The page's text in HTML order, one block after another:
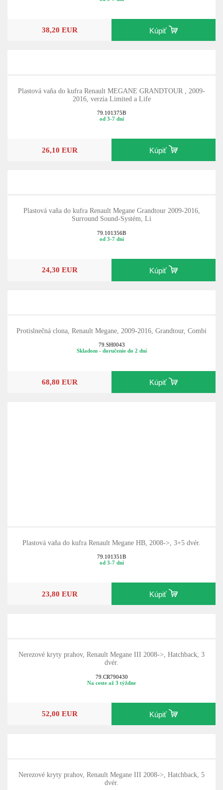
38,20 EUR Kúpiť
Plastová vaňa do kufra Renault MEGANE GRANDTOUR , 2009-
2016, verzia Limited a Life
79.101375B
od 3-7 dní
26,10 EUR Kúpiť
Plastová vaňa do kufra Renault Megane Grandtour 2009-2016,
Surround Sound-Systém, Li
79.101356B
od 3-7 dní
24,30 EUR Kúpiť
Protislnečná clona, Renault Megane, 2009-2016, Grandtour, Combi
79.SH0043
Skladom - doručenie do 2 dní
68,80 EUR Kúpiť
Plastová vaňa do kufra Renault Megane HB, 2008->, 3+5 dvér.
79.101351B
od 3-7 dní
23,80 EUR Kúpiť
Nerezové kryty prahov, Renault Megane III 2008->, Hatchback, 3
dvér.
79.CR790430
Na ceste až 3 týždne
52,00 EUR Kúpiť
Nerezové kryty prahov, Renault Megane III 2008->, Hatchback, 5
dvér.